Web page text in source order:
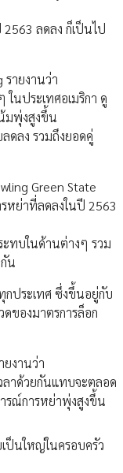
ลดลง ก็เป็นไป
รายงานว่า
นประเทศอเมริกา ดู
มพุ่งสูงขึ้น
ดลง รวมถึงยอดคู่
Green State
หย่าที่ลดลงในปี 2563
ะทบในด้านต่างๆ รวม
น
กประเทศ ซึ่งขึ้นอยู่กับ
ของมาตรการล็อก
ยงานว่า
ลาด้วยกันแทบจะตลอด
รณ์การหย่าพุ่งสูงขึ้น
ป็นใหญ่ในครอบครัว